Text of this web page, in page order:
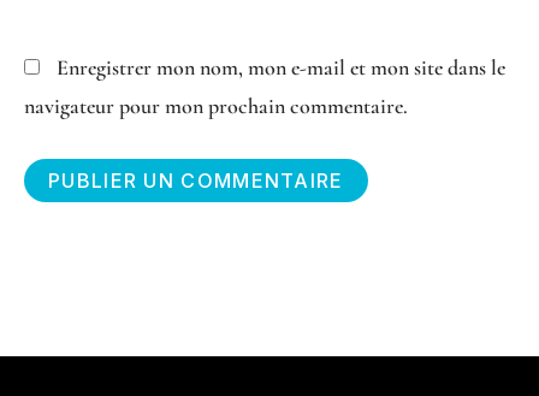
Enregistrer mon nom, mon e-mail et mon site dans le
navigateur pour mon prochain commentaire.